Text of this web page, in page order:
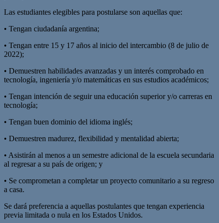
Las estudiantes elegibles para postularse son aquellas que:
• Tengan ciudadanía argentina;
• Tengan entre 15 y 17 años al inicio del intercambio (8 de julio de
2022);
• Demuestren habilidades avanzadas y un interés comprobado en
tecnología, ingeniería y/o matemáticas en sus estudios académicos;
• Tengan intención de seguir una educación superior y/o carreras en
tecnología;
• Tengan buen dominio del idioma inglés;
• Demuestren madurez, flexibilidad y mentalidad abierta;
• Asistirán al menos a un semestre adicional de la escuela secundaria
al regresar a su país de origen; y
• Se comprometan a completar un proyecto comunitario a su regreso
a casa.
Se dará preferencia a aquellas postulantes que tengan experiencia
previa limitada o nula en los Estados Unidos.